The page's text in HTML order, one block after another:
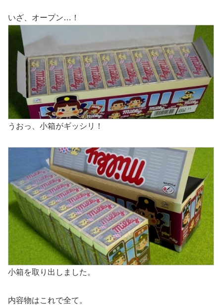
いざ、オープン…！
うおっ、小箱がギッシリ！
小箱を取り出しました。
内容物はこれで全て。